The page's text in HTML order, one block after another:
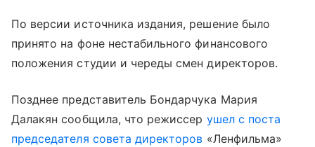
По версии источника издания, решение было
принято на фоне нестабильного финансового
положения студии и череды смен директоров.
Позднее представитель Бондарчука Мария
Далакян сообщила, что режиссер ушел с поста
председателя совета директоров «Ленфильма»